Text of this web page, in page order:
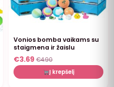
Vonios bomba vaikams su
staigmena ir žaislu
€3.69 €4.90
Į krepšelį